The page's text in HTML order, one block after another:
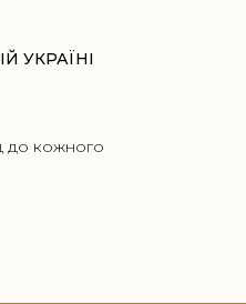
УКРАЇНІ
до кожного